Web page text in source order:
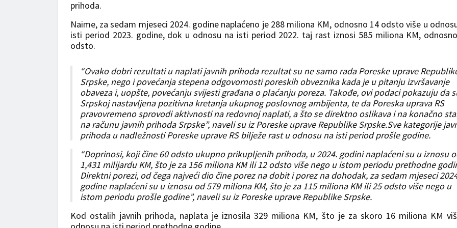
prihoda.
Naime, za sedam mjeseci 2024. godine naplaćeno je 288 miliona KM, odnosno 14 odsto više u
isti period 2023. godine, dok u odnosu na isti period 2022. taj rast iznosi 585 miliona KM,
odsto.
“Ovako dobri rezultati u naplati javnih prihoda rezultat su ne samo rada Poreske uprave
Srpske, nego i povećanja stepena odgovornosti poreskih obveznika kada je u pitanju izvršavanje
obaveza i, uopšte, povećanju svijesti građana o plaćanju poreza. Takođe, ovi podaci pokazuju da
Srpskoj nastavljena pozitivna kretanja ukupnog poslovnog ambijenta, te da Poreska uprava RS
pravovremeno sprovodi aktivnosti na redovnoj naplati, a što se direktno oslikava i na konačno
na računu javnih prihoda Srpske”, naveli su iz Poreske uprave Republike Srpske.Sve kategorije
prihoda u nadležnosti Poreske uprave RS bilježe rast u odnosu na isti period prošle godine.
“Doprinosi, koji čine 60 odsto ukupno prikupljenih prihoda, u 2024. godini naplaćeni su u iznosu
1,431 milijardu KM, što je za 156 miliona KM ili 12 odsto više nego u istom periodu prethodne
Direktni porezi, od čega najveći dio čine porez na dobit i porez na dohodak, za sedam mjeseci
godine naplaćeni su u iznosu od 579 miliona KM, što je za 115 miliona KM ili 25 odsto više nego u
istom periodu prošle godine”, naveli su iz Poreske uprave Republike Srpske.
Kod ostalih javnih prihoda, naplata je iznosila 329 miliona KM, što je za skoro 16 miliona KM